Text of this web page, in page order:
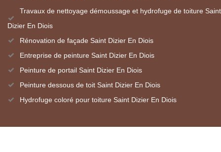
Travaux de nettoyage démoussage et hydrofuge de toiture Saint
Dizier En Diois
Rénovation de façade Saint Dizier En Diois
Entreprise de peinture Saint Dizier En Diois
Peinture de portail Saint Dizier En Diois
Peinture dessous de toit Saint Dizier En Diois
Hydrofuge coloré pour toiture Saint Dizier En Diois